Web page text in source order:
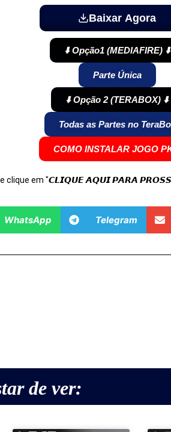
Baixar Agora
⬇️ Opção1 (MEDIAFIRE) ⬇️
Parte Única
⬇️ Opção 2 (TERABOX) ⬇️
Todas as Partes no
COMO INSTALAR JOGO
em "𝘾𝙇𝙄𝙌𝙐𝙀 𝘼𝙌𝙐𝙄 𝙋𝘼𝙍𝘼
WhatsApp Telegram
de ver: